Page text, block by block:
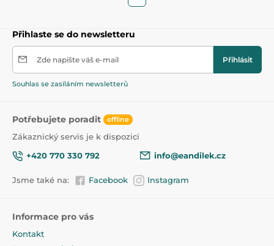
Přihlaste se do newsletteru
Zde napište váš e-mail Přihlásit
Souhlas se zasíláním newsletterů
Potřebujete poradit offline
Zákaznický servis je k dispozici
+420 770 330 792
info@eandilek.cz
Jsme také na: Facebook Instagram
Informace pro vás
Kontakt